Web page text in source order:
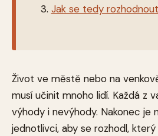
Jak se tedy
Život ve městě nebo na
musí učinit mnoho lidí. Každá z
výhody i nevýhody. Nakonec je
jednotlivci, aby se rozhodl,